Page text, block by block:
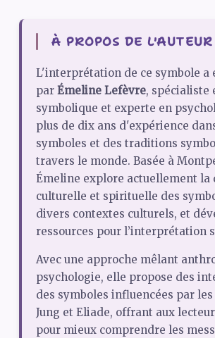
À PROPOS DE L'AUTEUR
L'interprétation de ce symbole a
par Émeline Lefèvre, spécialiste
symbolique et experte en
plus de dix ans d'expérience
symboles et des traditions
travers le monde. Basée à
Émeline explore actuellement la
culturelle et spirituelle des
divers contextes culturels, et
ressources pour l’interprétation
Avec une approche mêlant
psychologie, elle propose des
des symboles influencées par
Jung et Eliade, offrant aux
pour mieux comprendre les